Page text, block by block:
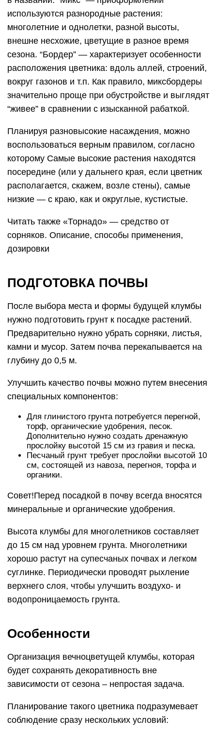
используются разнородные растения:
многолетние и однолетки, разной высоты,
внешне несхожие, цветущие в разное время
сезона. “Бордер” — характеризует особенности
расположения цветника: вдоль аллей, строений,
вокруг газонов и т.п. Как правило, миксбордеры
значительно проще при обустройстве и выглядят
“живее” в сравнении с изысканной рабаткой.
Планируя разновысокие насаждения, можно
воспользоваться верным правилом, согласно
которому Самые высокие растения находятся
посередине (или у дальнего края, если цветник
располагается, скажем, возле стены), самые
низкие — с краю, как и округлые, кустистые.
Читать также «Торнадо» — средство от
сорняков. Описание, способы применения,
дозировки
ПОДГОТОВКА ПОЧВЫ
После выбора места и формы будущей клумбы
нужно подготовить грунт к посадке растений.
Предварительно нужно убрать сорняки, листья,
камни и мусор. Затем почва перекапывается на
глубину до 0,5 м.
Улучшить качество почвы можно путем внесения
специальных компонентов:
Для глинистого грунта потребуется перегной,
торф, органические удобрения, песок.
Дополнительно нужно создать дренажную
прослойку высотой 15 см из гравия и песка.
Песчаный грунт требует прослойки высотой 10
см, состоящей из навоза, перегноя, торфа и
органики.
Совет!Перед посадкой в почву всегда вносятся
минеральные и органические удобрения.
Высота клумбы для многолетников составляет
до 15 см над уровнем грунта. Многолетники
хорошо растут на супесчаных почвах и легком
суглинке. Периодически проводят рыхление
верхнего слоя, чтобы улучшить воздухо- и
водопроницаемость грунта.
Особенности
Организация вечноцветущей клумбы, которая
будет сохранять декоративность вне
зависимости от сезона – непростая задача.
Планирование такого цветника подразумевает
соблюдение сразу нескольких условий: